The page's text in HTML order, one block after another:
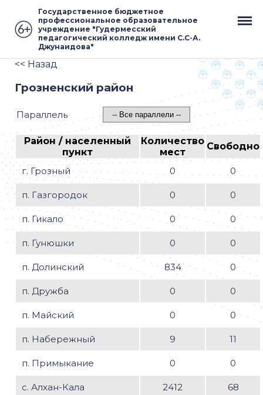
Государственное бюджетное
профессиональное образовательное
учреждение "Гудермесский
педагогический колледж имени С.С-А.
Джунаидова"
<< Назад
Грозненский район
Параллель
Район / населенный
пункт
Количество
мест
Свободно
г. Грозный 0 0
п. Газгородок 0 0
п. Гикало 0 0
п. Гунюшки 0 0
п. Долинский 834 0
п. Дружба 0 0
п. Майский 0 0
п. Набережный 9 11
п. Примыкание 0 0
с. Алхан-Кала 2412 68